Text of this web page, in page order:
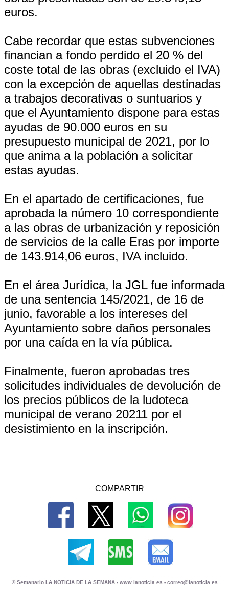
euros.
Cabe recordar que estas subvenciones
financian a fondo perdido el 20 % del
coste total de las obras (excluido el IVA)
con la excepción de aquellas destinadas
a trabajos decorativas o suntuarios y
que el Ayuntamiento dispone para estas
ayudas de 90.000 euros en su
presupuesto municipal de 2021, por lo
que anima a la población a solicitar
estas ayudas.
En el apartado de certificaciones, fue
aprobada la número 10 correspondiente
a las obras de urbanización y reposición
de servicios de la calle Eras por importe
de 143.914,06 euros, IVA incluido.
En el área Jurídica, la JGL fue informada
de una sentencia 145/2021, de 16 de
junio, favorable a los intereses del
Ayuntamiento sobre daños personales
por una caída en la vía pública.
Finalmente, fueron aprobadas tres
solicitudes individuales de devolución de
los precios públicos de la ludoteca
municipal de verano 20211 por el
desistimiento en la inscripción.
COMPARTIR
© Semanario LA NOTICIA DE LA SEMANA - www.lanoticia.es - correo@lanoticia.es